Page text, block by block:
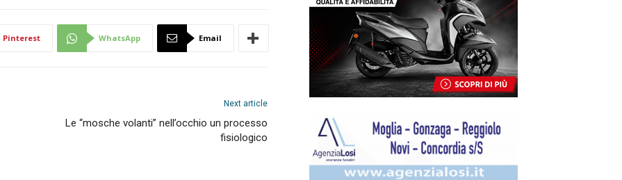
Pinterest WhatsApp Email
Next article
Le “mosche volanti” nell’occhio un processo
fisiologico